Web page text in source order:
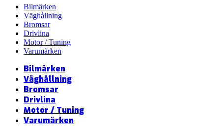
Bilmärken
Väghållning
Bromsar
Drivlina
Motor / Tuning
Varumärken
Bilmärken
Väghållning
Bromsar
Drivlina
Motor / Tuning
Varumärken